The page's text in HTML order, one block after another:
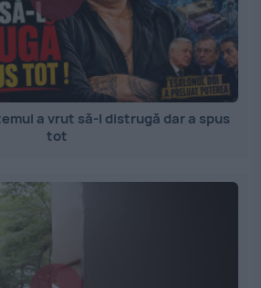
a vrut să-l distrugă dar a spus
tot